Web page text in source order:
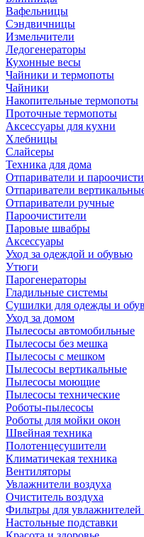
Вафельницы
Сэндвичницы
Измельчители
Ледогенераторы
Кухонные весы
Чайники и термопоты
Чайники
Накопительные термопоты
Проточные термопоты
Аксессуары для кухни
Хлебницы
Слайсеры
Техника для дома
Отпариватели и
Отпариватели
Отпариватели ручные
Пароочистители
Паровые швабры
Аксессуары
Уход за одеждой и обувью
Утюги
Парогенераторы
Гладильные системы
Сушилки для одежды и
Уход за домом
Пылесосы автомобильные
Пылесосы без мешка
Пылесосы с мешком
Пылесосы вертикальные
Пылесосы моющие
Пылесосы технические
Роботы-пылесосы
Роботы для мойки окон
Швейная техника
Полотенцесушители
Климатичекая техника
Вентиляторы
Увлажнители воздуха
Очиститель воздуха
Фильтры для увлажнителей
Настольные подставки